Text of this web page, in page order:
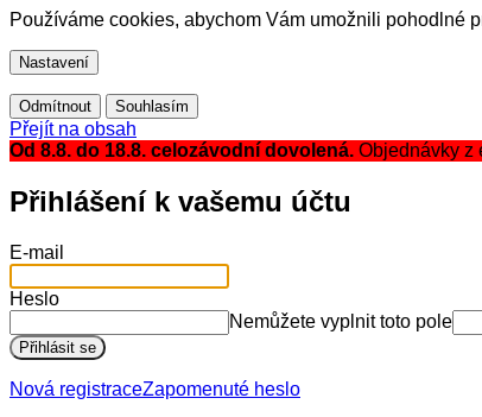
Používáme cookies, abychom Vám umožnili pohodlné
Nastavení
Odmítnout Souhlasím
Přejít na obsah
Od 8.8. do 18.8. celozávodní dovolená. Objednávky z
Přihlášení k vašemu účtu
E-mail
Heslo
Nemůžete vyplnit toto pole
Přihlásit se
Nová registraceZapomenuté heslo